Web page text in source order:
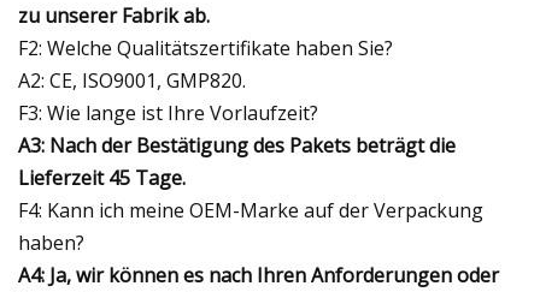
zu unserer Fabrik ab.
F2: Welche Qualitätszertifikate haben Sie?
A2: CE, ISO9001, GMP820.
F3: Wie lange ist Ihre Vorlaufzeit?
A3: Nach der Bestätigung des Pakets beträgt die
Lieferzeit 45 Tage.
F4: Kann ich meine OEM-Marke auf der Verpackung
haben?
A4: Ja, wir können es nach Ihren Anforderungen oder